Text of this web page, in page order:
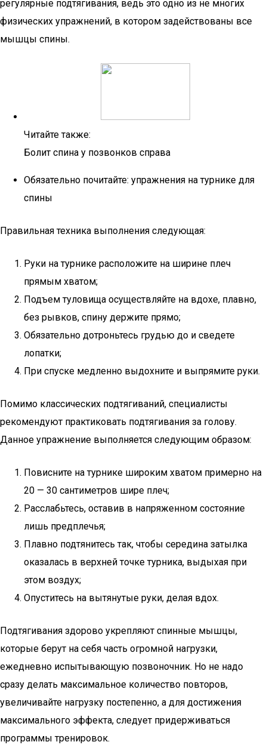
регулярные подтягивания, ведь это одно из не многих
физических упражнений, в котором задействованы все
мышцы спины.
Читайте также:
Болит спина у позвонков справа
Обязательно почитайте: упражнения на турнике для
спины
Правильная техника выполнения следующая:
Руки на турнике расположите на ширине плеч
прямым хватом;
Подъем туловища осуществляйте на вдохе, плавно,
без рывков, спину держите прямо;
Обязательно дотроньтесь грудью до и сведете
лопатки;
При спуске медленно выдохните и выпрямите руки.
Помимо классических подтягиваний, специалисты
рекомендуют практиковать подтягивания за голову.
Данное упражнение выполняется следующим образом:
Повисните на турнике широким хватом примерно на
20 — 30 сантиметров шире плеч;
Расслабьтесь, оставив в напряженном состояние
лишь предплечья;
Плавно подтянитесь так, чтобы середина затылка
оказалась в верхней точке турника, выдыхая при
этом воздух;
Опуститесь на вытянутые руки, делая вдох.
Подтягивания здорово укрепляют спинные мышцы,
которые берут на себя часть огромной нагрузки,
ежедневно испытывающую позвоночник. Но не надо
сразу делать максимальное количество повторов,
увеличивайте нагрузку постепенно, а для достижения
максимального эффекта, следует придерживаться
программы тренировок.